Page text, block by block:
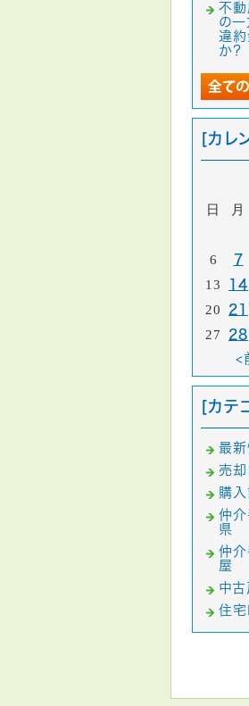
不動
の一
違約
か？
[カレ
日 月
6 7
13 14
20 21
27
28
<
[カテ
最新
売却
購
仲
県
仲
屋
中
住宅